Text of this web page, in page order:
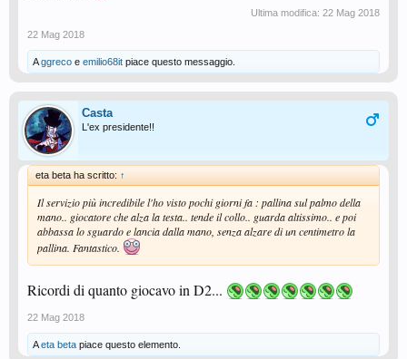
Ultima modifica: 22 Mag 2018
22 Mag 2018
Aggreco e emilio68it piace questo messaggio.
Casta
L'ex presidente!!
eta beta ha scritto: ↑
Il servizio più incredibile l'ho visto pochi giorni fa : pallina sul palmo della
mano.. giocatore che alza la testa.. tende il collo.. guarda altissimo.. e poi
abbassa lo sguardo e lancia dalla mano, senza alzare di un centimetro la
pallina. Fantastico.
Ricordi di quanto giocavo in D2...
22 Mag 2018
Aeta beta piace questo elemento.